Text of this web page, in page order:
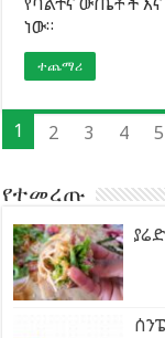
ነው።
ተጨማሪ
1 2 3 4 5
የተመረጡ